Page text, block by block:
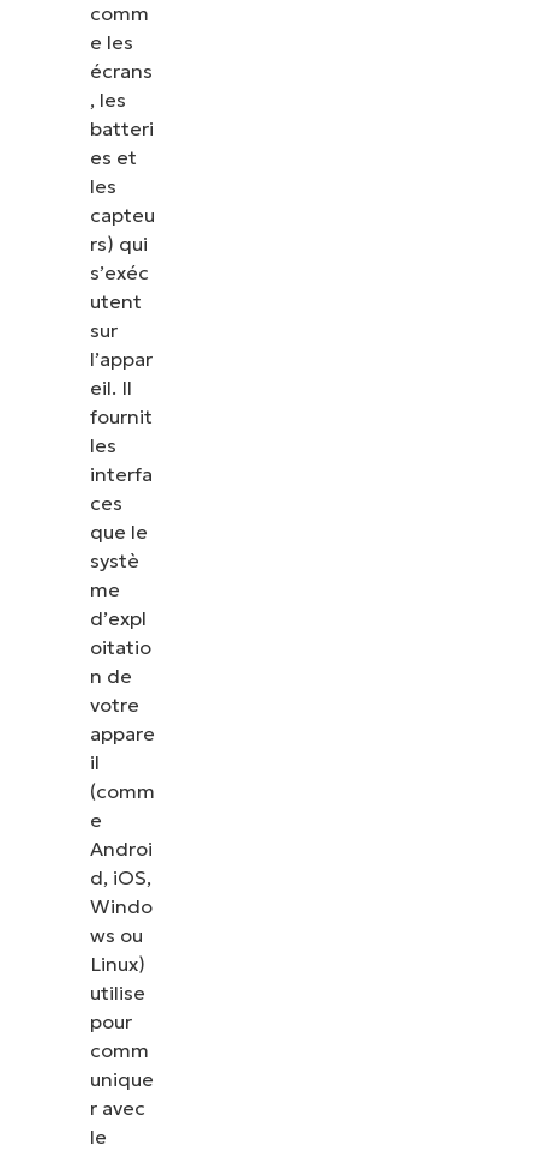
comm
e les
écrans
, les
batteri
es et
les
capteu
rs) qui
s’exéc
utent
sur
l’appar
eil. Il
fournit
les
interfa
ces
que le
systè
me
d’expl
oitatio
n de
votre
appare
il
(comm
e
Androi
d, iOS,
Windo
ws ou
Linux)
utilise
pour
comm
unique
r avec
le